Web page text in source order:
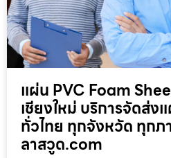
แผ่น PVC Foam
เชียงใหม่ บริการจัดส่
ทั่วไทย ทุกจังหวัด ทุก
ลาสวูด.com